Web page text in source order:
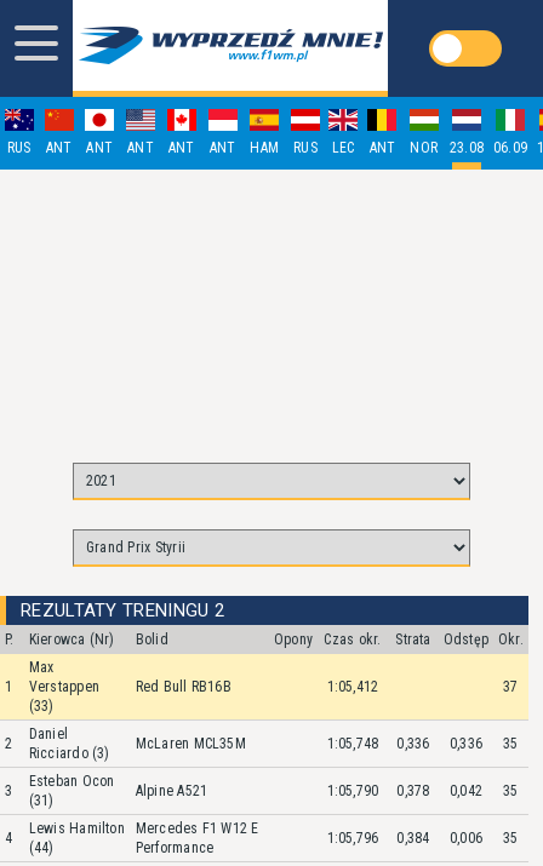
RUS ANT ANT ANT ANT ANT HAM RUS LEC ANT NOR 23.08 06.09
REZULTATY TRENINGU 2
P. Kierowca (Nr) Bolid Opony Czas okr. Strata Odstęp Okr.
1
Max
Verstappen
(33)
Red Bull RB16B 1:05,412 37
2
Daniel
Ricciardo (3)
McLaren MCL35M 1:05,748 0,336 0,336 35
3
Esteban Ocon
(31)
Alpine A521 1:05,790 0,378 0,042 35
4
Lewis Hamilton
(44)
Mercedes F1 W12 E
Performance
1:05,796 0,384 0,006 35